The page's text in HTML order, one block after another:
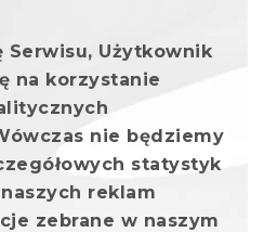
Serwisu, Użytkownik
na korzystanie
nie będziemy
statystyk
reklam
zebrane w naszym